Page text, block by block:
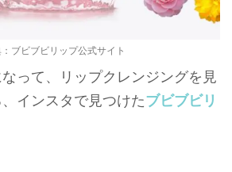
ブビブビリップ公式サイト
って、リップクレンジングを見
インスタで見つけたブビブビリ